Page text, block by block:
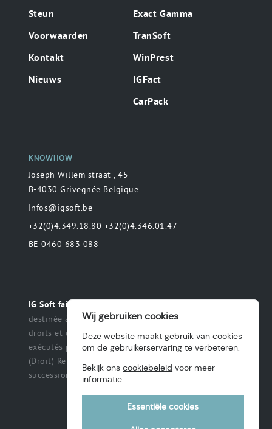
Steun
Voorwaarden
Kontakt
Nieuws
Exact Gamma
TranSoft
WinPrest
IGFact
CarPack
KNOWHOW
Joseph Willem straat , 45
B-4030 Grivegnée Belgique
Infos@igsoft.be
+32(0)4.349.18.80 +32(0)4.346.01.47
BE 0460 683 088
IG Soft fait partie du groupe MAS.
destinée à préciser ou de délimiter le champ des
droits et des obligations qui peuvent être exercés et
exécutés par les parties dans une relation légale.
(Droit) Renonciation à un titre, des intérêts, une
succession ou une fiducie, etc.
Wij gebruiken cookies
Deze website maakt gebruik van cookies
om de gebruikerservaring te verbeteren.
Bekijk onscookiebeleid voor meer
informatie.
Essentiële cookies